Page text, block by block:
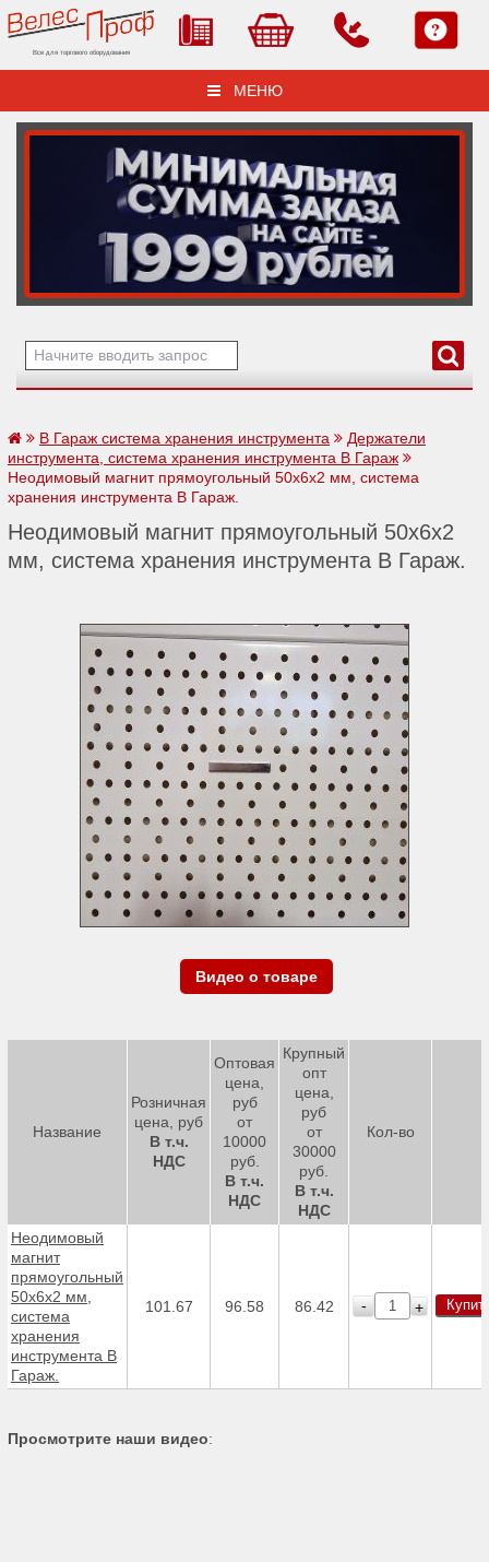
Все для торгового оборудования
МЕНЮ
В Гараж система хранения инструмента
Держатели
инструмента, система хранения инструмента В Гараж
Неодимовый магнит прямоугольный 50х6х2 мм, система
хранения инструмента В Гараж.
Неодимовый магнит прямоугольный 50х6х2
мм, система хранения инструмента В Гараж.
Видео о товаре
Название
Розничная
цена, руб
В т.ч.
НДС
Оптовая
цена,
руб
от
10000
руб.
В т.ч.
НДС
Крупный
опт
цена,
руб
от
30000
руб.
В т.ч.
НДС
Кол-во
Неодимовый
магнит
прямоугольный
50х6х2 мм,
система
хранения
инструмента В
Гараж.
101.67 96.58 86.42 - +
Просмотрите наши видео: